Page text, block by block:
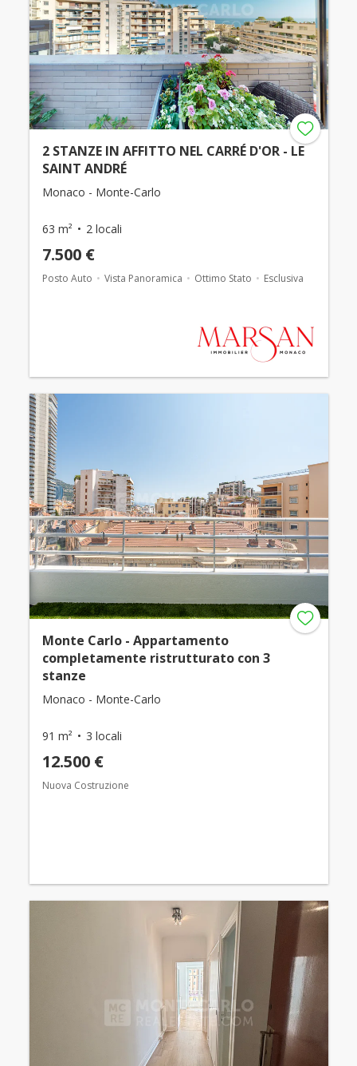
2 STANZE IN AFFITTO NEL CARRÉ D'OR - LE
SAINT ANDRÉ
Monaco - Monte-Carlo
63 m² 2 locali
7.500 €
Posto Auto Vista Panoramica Ottimo Stato Esclusiva
Monte Carlo - Appartamento
completamente ristrutturato con 3
stanze
Monaco - Monte-Carlo
91 m² 3 locali
12.500 €
Nuova Costruzione